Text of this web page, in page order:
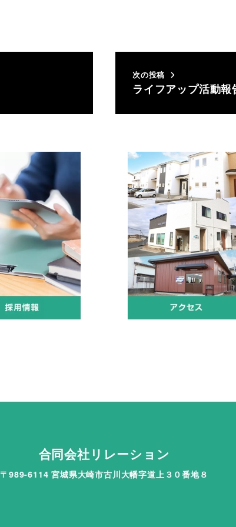
次の投稿
ライフアップ活動報
合同会社リレーション
〒989-6114 宮城県大崎市古川大幡字道上３０番地８